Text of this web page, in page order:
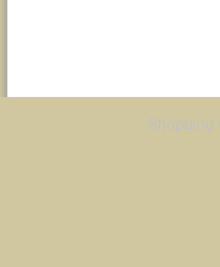
Shopping